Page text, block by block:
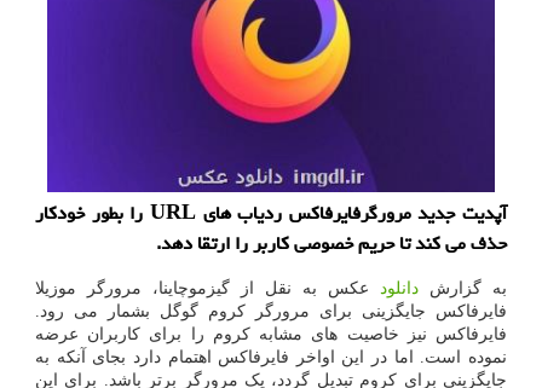
آپدیت جدید مرورگرفایرفاکس ردیاب های URL را بطور خودکار
حذف می کند تا حریم خصوصی کاربر را ارتقا دهد.
به گزارش دانلود عکس به نقل از گیزموچاینا، مرورگر موزیلا
فایرفاکس جایگزینی برای مرورگر کروم گوگل بشمار می رود.
فایرفاکس نیز خاصیت های مشابه کروم را برای کاربران عرضه
نموده است. اما در این اواخر فایرفاکس اهتمام دارد بجای آنکه به
جایگزینی برای کروم تبدیل گردد، یک مرورگر برتر باشد. برای این